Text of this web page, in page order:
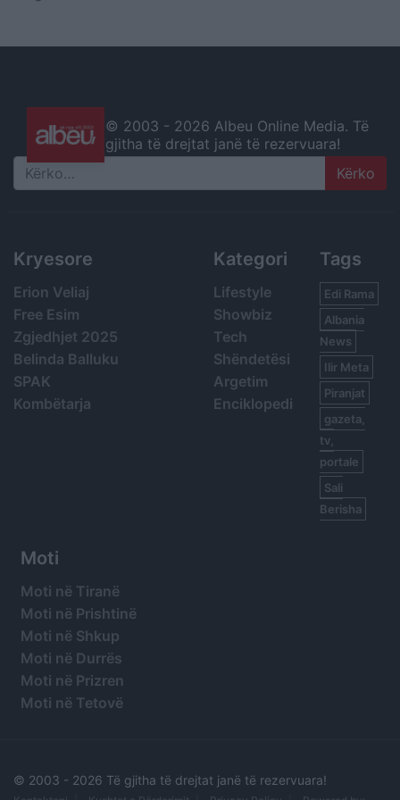
© 2003 - 2026 Albeu Online Media. Të
gjitha të drejtat janë të rezervuara!
Search
Kryesore
Erion Veliaj
Free Esim
Zgjedhjet 2025
Belinda Balluku
SPAK
Kombëtarja
Kategori
Lifestyle
Showbiz
Tech
Shëndetësi
Argetim
Enciklopedi
Tags
Edi Rama
Albania
News
Ilir Meta
Piranjat
gazeta,
tv,
portale
Sali
Berisha
Moti
Moti në Tiranë
Moti në Prishtinë
Moti në Shkup
Moti në Durrës
Moti në Prizren
Moti në Tetovë
© 2003 - 2026 Të gjitha të drejtat janë të rezervuara!